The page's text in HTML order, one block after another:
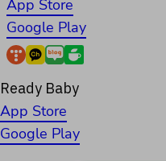
App Store
Google Play
Ready Baby
App Store
Google Play